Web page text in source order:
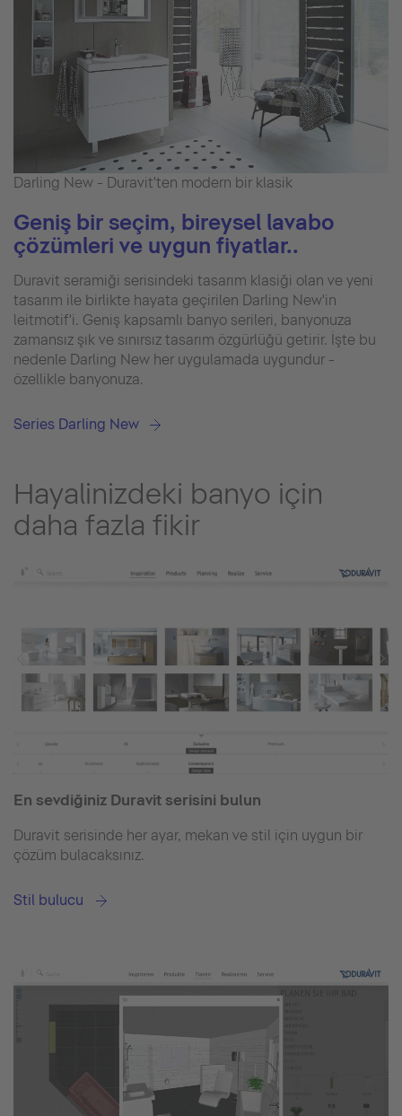
Darling New - Duravit'ten modern bir klasik
Geniş bir seçim, bireysel lavabo
çözümleri ve uygun fiyatlar..
Duravit seramiği serisindeki tasarım klasiği olan ve yeni
tasarım ile birlikte hayata geçirilen Darling New'in
leitmotif'i. Geniş kapsamlı banyo serileri, banyonuza
zamansız şık ve sınırsız tasarım özgürlüğü getirir. İşte bu
nedenle Darling New her uygulamada uygundur -
özellikle banyonuza.
Series Darling New
Hayalinizdeki banyo için
daha fazla fikir
En sevdiğiniz Duravit serisini bulun
Duravit serisinde her ayar, mekan ve stil için uygun bir
çözüm bulacaksınız.
Stil bulucu